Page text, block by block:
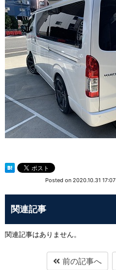
Posted on 2020.10.31 17:07
関連記事
関連記事はありません。
前の記事へ